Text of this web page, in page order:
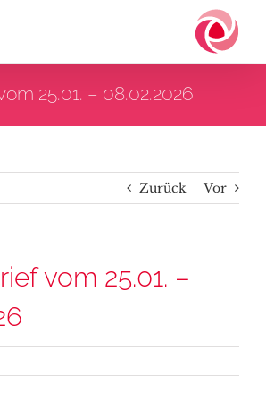
25.01. – 08.02.2026
Zurück Vor
vom 25.01. –